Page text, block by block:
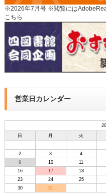
※2026年7月号 ※閲覧には
こちら
営業日カレンダー
日
月 火
2
3 4
9
10 11
16
17 18
23
24 25
30
31